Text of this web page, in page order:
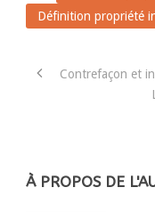
Définition propriété
Contrefaçon et
À PROPOS DE